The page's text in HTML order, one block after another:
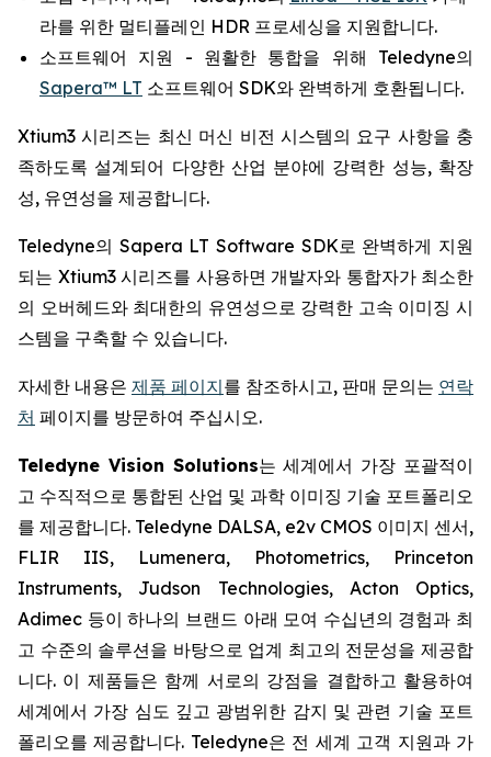
라를 위한 멀티플레인 HDR 프로세싱을 지원합니다.
소프트웨어 지원 - 원활한 통합을 위해 Teledyne의
Sapera™ LT 소프트웨어 SDK와 완벽하게 호환됩니다.
Xtium3 시리즈는 최신 머신 비전 시스템의 요구 사항을 충
족하도록 설계되어 다양한 산업 분야에 강력한 성능, 확장
성, 유연성을 제공합니다.
Teledyne의 Sapera LT Software SDK로 완벽하게 지원
되는 Xtium3 시리즈를 사용하면 개발자와 통합자가 최소한
의 오버헤드와 최대한의 유연성으로 강력한 고속 이미징 시
스템을 구축할 수 있습니다.
자세한 내용은 제품 페이지를 참조하시고, 판매 문의는 연락
처 페이지를 방문하여 주십시오.
Teledyne Vision Solutions는 세계에서 가장 포괄적이
고 수직적으로 통합된 산업 및 과학 이미징 기술 포트폴리오
를 제공합니다. Teledyne DALSA, e2v CMOS 이미지 센서,
FLIR IIS, Lumenera, Photometrics, Princeton
Instruments, Judson Technologies, Acton Optics,
Adimec 등이 하나의 브랜드 아래 모여 수십년의 경험과 최
고 수준의 솔루션을 바탕으로 업계 최고의 전문성을 제공합
니다. 이 제품들은 함께 서로의 강점을 결합하고 활용하여
세계에서 가장 심도 깊고 광범위한 감지 및 관련 기술 포트
폴리오를 제공합니다. Teledyne은 전 세계 고객 지원과 가